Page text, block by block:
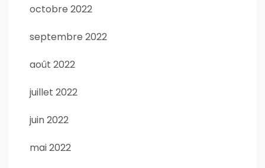
octobre 2022
septembre 2022
août 2022
juillet 2022
juin 2022
mai 2022